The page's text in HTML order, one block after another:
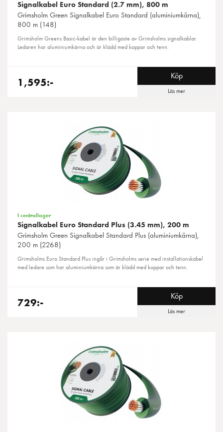
Signalkabel Euro Standard (2.7 mm), 800 m
Grimsholm Green Signalkabel Euro Standard (aluminiumkärna),
800 m (148)
Grimsholm Greens Basic-kabel är den billigaste av Grimsholms signalkablar.
Ledaren har aluminiumkärna och är klädd med koppar och tenn.
1,595:- Köp
Läs mer
I centrallager
Signalkabel Euro Standard Plus (3.45 mm), 200 m
Grimsholm Green Signalkabel Standard Plus (aluminiumkärna),
200 m (2268)
Grimsholms Euro Standard Plus ingår i Grimsholms serie med installationskabel
med ledare som har aluminiumkärna som är klädd med koppar och tenn.
729:- Köp
Läs mer